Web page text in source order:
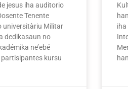
jesus iha auditorio
Tenente
universitàriu Militar
dedikasaun no
ne’ebé
kursu
iha